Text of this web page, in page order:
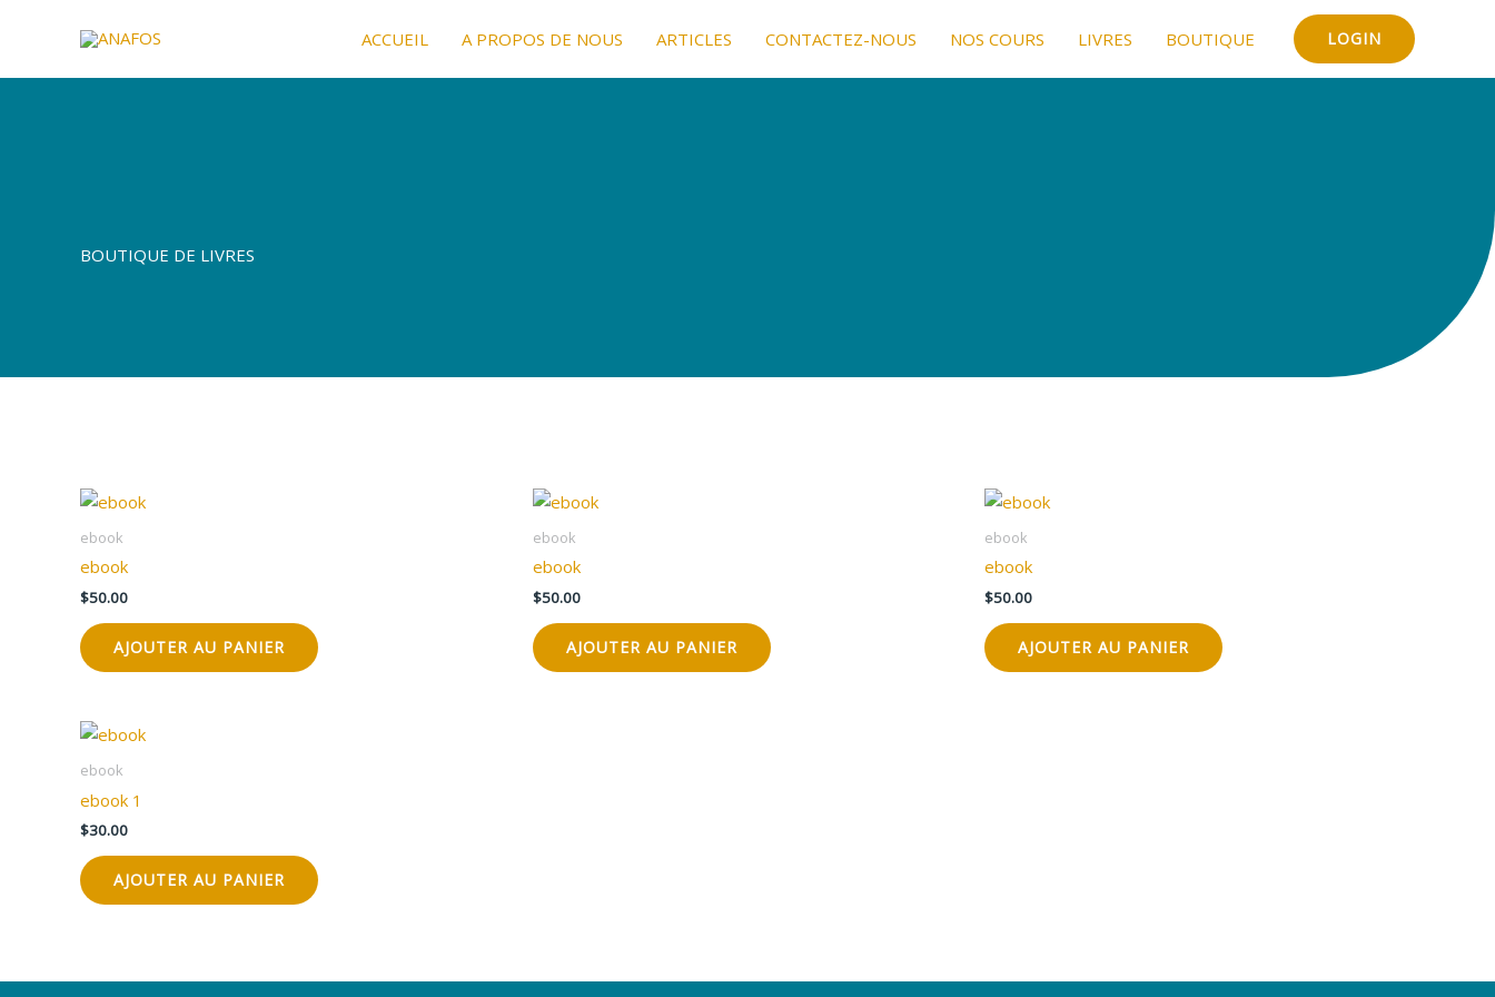
ACCUEIL A PROPOS DE NOUS ARTICLES CONTACTEZ-NOUS NOS COURS LIVRES BOUTIQUE LOGIN
BOUTIQUE DE LIVRES
ebook
ebook
$50.00
AJOUTER AU PANIER
ebook
ebook
$50.00
AJOUTER AU PANIER
ebook
ebook
$50.00
AJOUTER AU PANIER
ebook
ebook 1
$30.00
AJOUTER AU PANIER